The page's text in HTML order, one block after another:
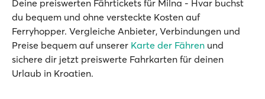
Deine preiswerten Fährtickets für Milna - Hvar buchst
du bequem und ohne versteckte Kosten auf
Ferryhopper. Vergleiche Anbieter, Verbindungen und
Preise bequem auf unserer Karte der Fähren und
sichere dir jetzt preiswerte Fahrkarten für deinen
Urlaub in Kroatien.